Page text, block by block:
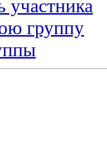
участника
группу